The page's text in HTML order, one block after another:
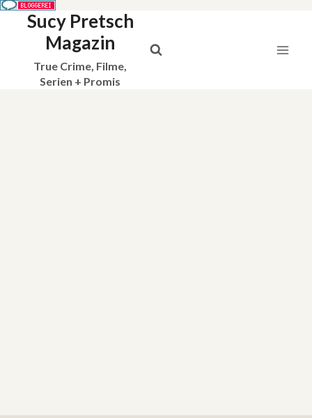
Sucy Pretsch
Magazin
True Crime, Filme,
Serien + Promis